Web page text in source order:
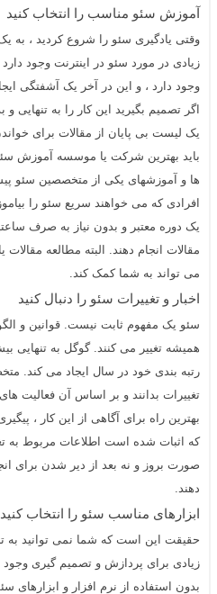
آموزش سئو مناسب را انتخاب کنید
وقتی یادگیری سئو را شروع کردید ، به
زیادی در مورد سئو در اینترنت وجود
وجود دارد ، و این در آخر یک آشفتگی
اگر تصمیم بگیرید این کار را به تنهایی
یک لیست بی پایان از مقالات برای
باید بهترین شرکت یا موسسه آموزش
ها و آموزشهای یکی از متخصصین سئو
افرادی که می خواهند سریع سئو را
یک دوره معتبر و بدون نیاز به صرف
مقالات انجام دهند. البته مطالعه
می تواند به شما کمک کند.
اخبار و تغییرات سئو را دنبال کنید
سئو یک مفهوم ثابت نیست. قوانین و
رتبه بندی خود در سال ایجاد می کند.
تغییرات بدانند و بر اساس آن فعالیت
بهترین راه برای آگاهی از این کار ،
که اثبات شده است اطلاعات مربوط به
صورت بروز و نه بعد از دیر شدن برای
دهند.
ابزارهای مناسب سئو را انتخاب کنید
حقیقت این است که شما نمی توانید به
زیادی برای پردازش و تصمیم گیری وجود
بدون استفاده از نرم افزار و ابزارهای